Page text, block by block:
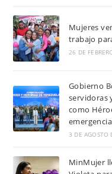
Mujeres
trabajo
26 DE
Gobierno
servidoras
como
3 DE AGOSTO
MinMujer